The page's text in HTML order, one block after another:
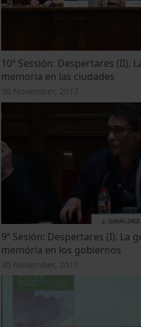
10ª Sessión: Despertares (II).
memoria en las ciudades
30 November, 2017
9ª Sesión: Despertares (I). La
memória en los gobiernos
30 November, 2017